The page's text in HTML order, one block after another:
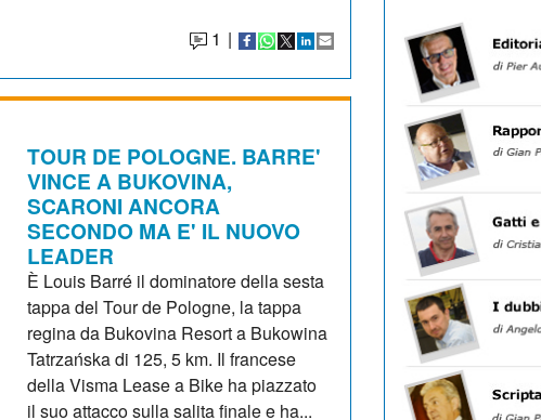
1 |
TOUR DE POLOGNE. BARRE'
VINCE A BUKOVINA,
SCARONI ANCORA
SECONDO MA E' IL NUOVO
LEADER
È Louis Barré il dominatore della sesta
tappa del Tour de Pologne, la tappa
regina da Bukovina Resort a Bukowina
Tatrzańska di 125, 5 km. Il francese
della Visma Lease a Bike ha piazzato
il suo attacco sulla salita finale e ha...